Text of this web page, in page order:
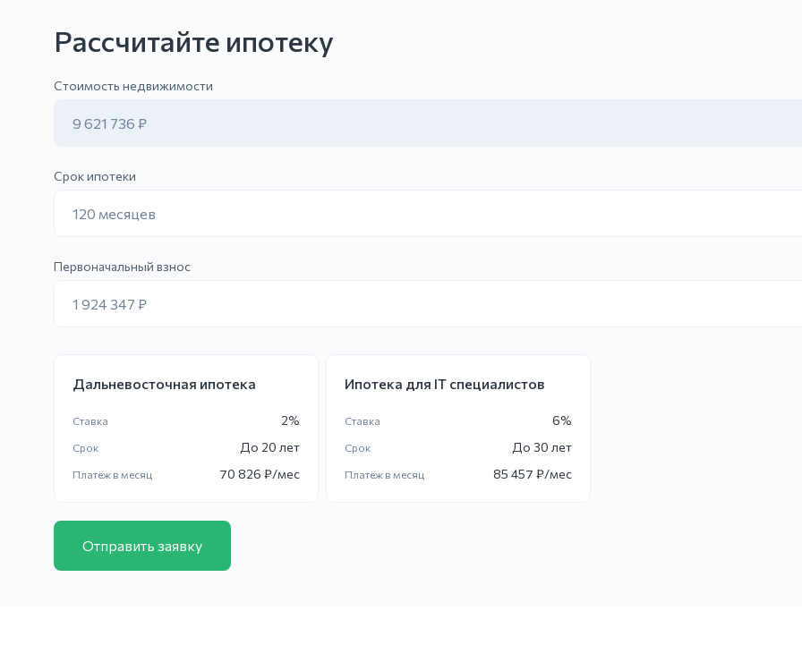
Рассчитайте ипотеку
Стоимость недвижимости
9 621 736 ₽
Срок ипотеки
120 месяцев
Первоначальный взнос
1 924 347 ₽
Дальневосточная ипотека
Ставка 2%
Срок До 20 лет
Платёж в месяц 70 826 ₽/мес
Ипотека для IT специалистов
Ставка 6%
Срок До 30 лет
Платёж в месяц 85 457 ₽/мес
Отправить заявку